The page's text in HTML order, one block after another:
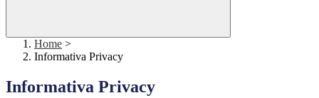
Home >
Informativa Privacy
Informativa Privacy